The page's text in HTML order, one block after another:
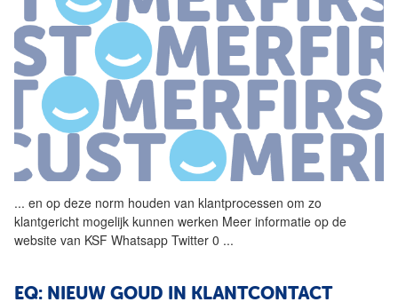
... en op deze norm houden van klantprocessen om zo
klantgericht mogelijk kunnen werken Meer informatie op de
website van KSF Whatsapp Twitter 0 ...
EQ: NIEUW GOUD IN KLANTCONTACT